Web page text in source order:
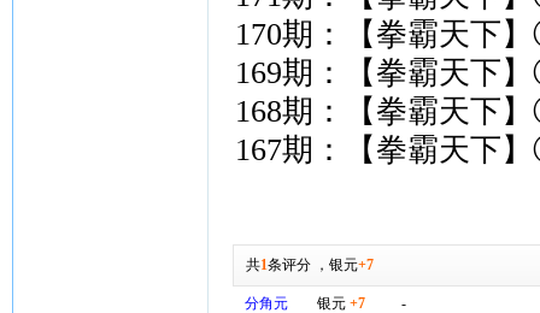
170期：【拳霸天下
169期：【拳霸天下
168期：【拳霸天下
167期：【拳霸天下
共1条评分， 银元+7
分角元 银元 +7 -